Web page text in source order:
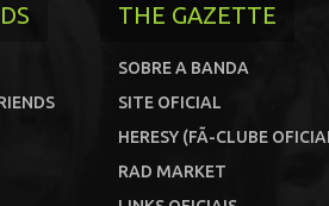
THE GAZETTE
SOBRE A BANDA
SITE OFICIAL
HERESY (FÃ-CLUBE
RAD MARKET